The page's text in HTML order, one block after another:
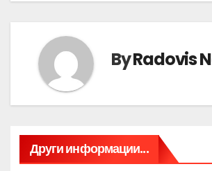
ByRadovis
Други информации...